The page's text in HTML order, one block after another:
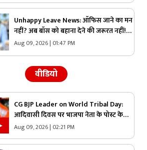
Unhappy Leave News: ऑफिस जाने का मन
नहीं? अब बॉस को बहाना देने की जरूरत नहीं!
यहां शुरू हुई Unhappy Leave, मिलेगी 10 दिन
Aug 09, 2026 | 01:47 PM
वीडियो
CG BJP Leader on World Tribal Day:
आदिवासी दिवस पर भाजपा नेता के पोस्ट के
बाद सियासी गलियारों में मचा बवाल, जानिए
ऐसा क्या कह दिया कि भड़के विपक्षी नेता
Aug 09, 2026 | 02:21 PM